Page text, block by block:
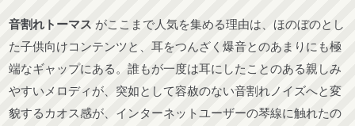
音割れトーマス がここまで人気を集める理由は、ほのぼのとし
た子供向けコンテンツと、耳をつんざく爆音とのあまりにも極
端なギャップにある。誰もが一度は耳にしたことのある親しみ
やすいメロディが、突如として容赦のない音割れノイズへと変
貌するカオス感が、インターネットユーザーの琴線に触れたの